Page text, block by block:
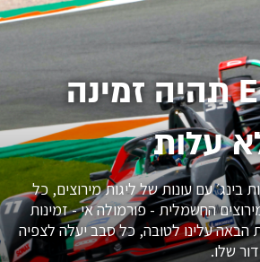
פורמולה E תהיה זמינה
עלות
עם עונות של ליגות מירוצים, כל
המירוצים החשמלית - פורמולה אי - זמינות
הבאה עלינו לטובה, כל סבב יעלה לצפיה
שלו.